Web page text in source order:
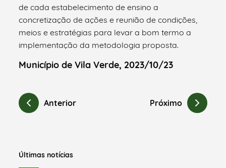
de cada estabelecimento de ensino a
concretização de ações e reunião de condições,
meios e estratégias para levar a bom termo a
implementação da metodologia proposta.
Município de Vila Verde, 2023/10/23
Anterior Próximo
Últimas notícias